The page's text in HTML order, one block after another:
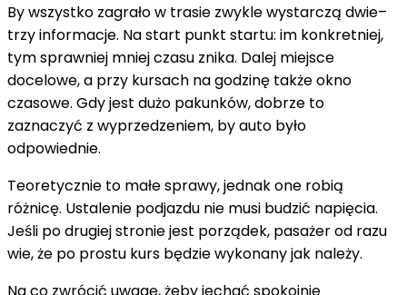
By wszystko zagrało w trasie zwykle wystarczą dwie–
trzy informacje. Na start punkt startu: im konkretniej,
tym sprawniej mniej czasu znika. Dalej miejsce
docelowe, a przy kursach na godzinę także okno
czasowe. Gdy jest dużo pakunków, dobrze to
zaznaczyć z wyprzedzeniem, by auto było
odpowiednie.
Teoretycznie to małe sprawy, jednak one robią
różnicę. Ustalenie podjazdu nie musi budzić napięcia.
Jeśli po drugiej stronie jest porządek, pasażer od razu
wie, że po prostu kurs będzie wykonany jak należy.
Na co zwrócić uwagę, żeby jechać spokojnie